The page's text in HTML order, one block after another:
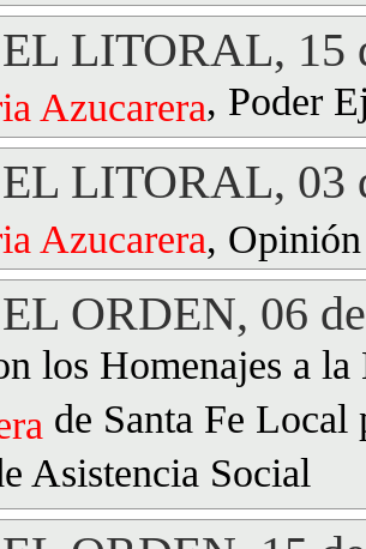
EL LITORAL, 15
Azucarera, Poder
EL LITORAL, 03
Azucarera,
EL ORDEN, 06
los Homenajes a
de Santa Fe
Asistencia Social